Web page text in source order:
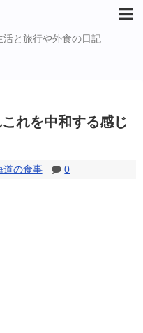
と旅行や外食の日記
れを中和する感じ
道の食事 0